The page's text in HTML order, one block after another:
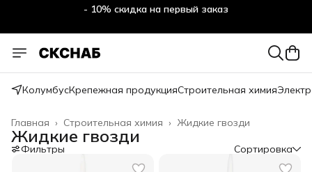
- 10% скидка на первый заказ
КолумбусКрепежная продукцияСтроительная химия
Жидкие гвозди
Строительная химия ›
Главная ›
Жидкие гвозди
Фильтры Сортировка